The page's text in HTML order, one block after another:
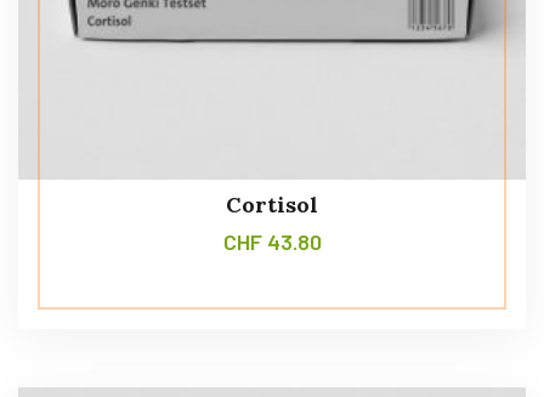
Cortisol
CHF43.80